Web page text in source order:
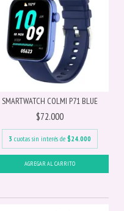
SMARTWATCH COLMI P71 BLUE
$72.000
3 cuotas sin interés de $24.000